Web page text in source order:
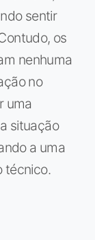
sentir
os
nenhuma
no
uma
situação
a uma
técnico.